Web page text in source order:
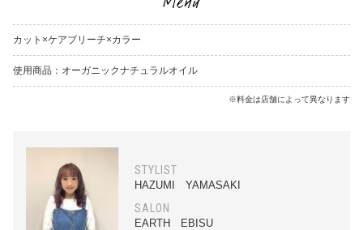
Menu
カット×ケアブリーチ×カラー
使用商品：オーガニックナチュラルオイル
※料金は店舗によって異なります
STYLIST
HAZUMI YAMASAKI
SALON
EARTH EBISU